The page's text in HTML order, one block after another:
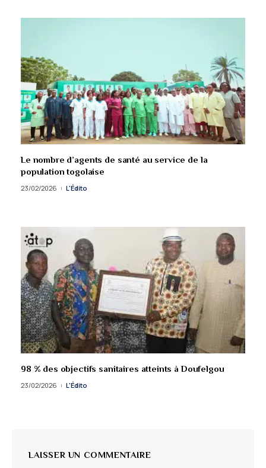
Le nombre d’agents de santé au service de la
population togolaise
23/02/2026 L'Édito
98 % des objectifs sanitaires atteints à Doufelgou
23/02/2026 L'Édito
LAISSER UN COMMENTAIRE